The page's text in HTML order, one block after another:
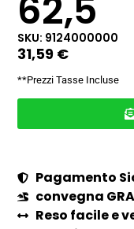
SKU: 9124000000
31,59 €
**Prezzi Tasse Incluse
Pagamento
convegna
Reso facile e